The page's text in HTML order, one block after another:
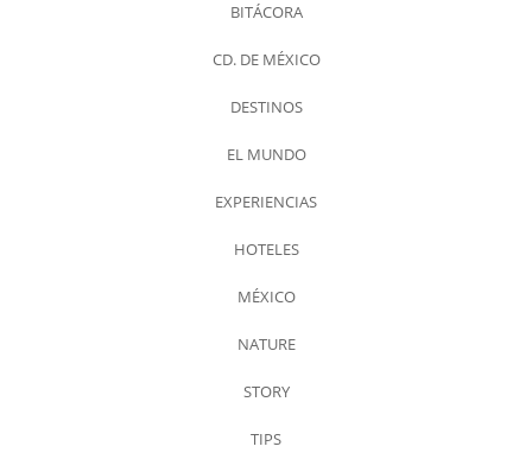
BITÁCORA
CD. DE MÉXICO
DESTINOS
EL MUNDO
EXPERIENCIAS
HOTELES
MÉXICO
NATURE
STORY
TIPS